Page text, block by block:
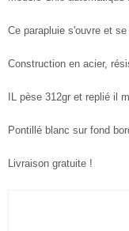
Ce parapluie s'ouvre et
Construction en acier,
IL pèse 312gr et replié il
Pontillé blanc sur fond
Livraison gratuite !